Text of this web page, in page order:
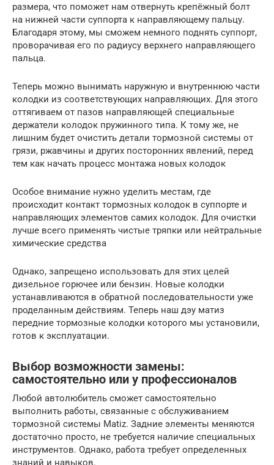
размера, что поможет нам отвернуть крепёжный болт
на нижней части суппорта к направляющему пальцу.
Благодаря этому, мы сможем немного поднять суппорт,
проворачивая его по радиусу верхнего направляющего
пальца.
Теперь можно вынимать наружную и внутреннюю части
колодки из соответствующих направляющих. Для этого
оттягиваем от пазов направляющей специальные
держатели колодок пружинного типа. К тому же, не
лишним будет очистить детали тормозной системы от
грязи, ржавчины и других посторонних явлений, перед
тем как начать процесс монтажа новых колодок
Особое внимание нужно уделить местам, где
происходит контакт тормозных колодок в суппорте и
направляющих элементов самих колодок. Для очистки
лучше всего применять чистые тряпки или нейтральные
химические средства
Однако, запрещено использовать для этих целей
дизельное горючее или бензин. Новые колодки
устанавливаются в обратной последовательности уже
проделанным действиям. Теперь наш дэу матиз
передние тормозные колодки которого мы установили,
готов к эксплуатации.
Выбор возможности замены:
самостоятельно или у профессионалов
Любой автолюбитель сможет самостоятельно
выполнить работы, связанные с обслуживанием
тормозной системы Matiz. Задние элементы меняются
достаточно просто, не требуется наличие специальных
инструментов. Однако, работа требует определенных
знаний и навыков.